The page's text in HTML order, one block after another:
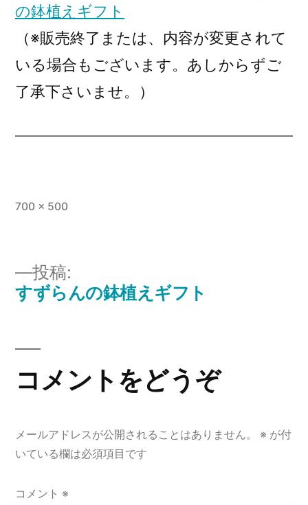
の鉢植えギフト
（※販売終了または、内容が変更されて
いる場合もございます。あしからずご
了承下さいませ。）
フ
ズ
700 × 500
投
ナ
ビ
ゲ
ー
シ
投稿:
すずらんの鉢植えギフト
コメントをどうぞ
メールアドレスが公開されることはありません。 ※ が付
いている欄は必須項目です
コメント ※